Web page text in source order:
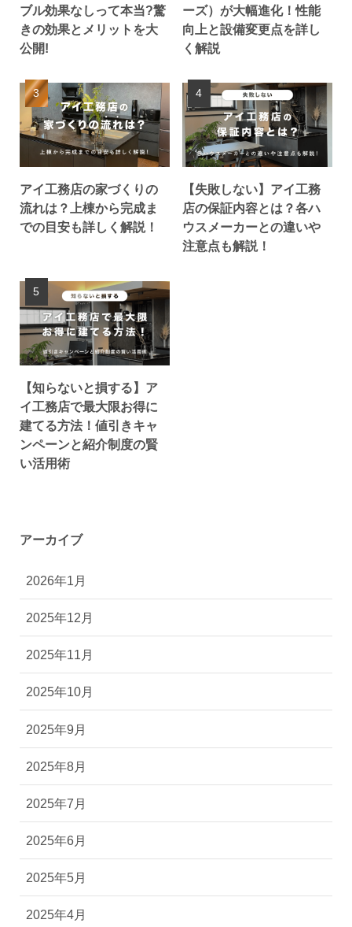
ブル効果なしって本当?驚
きの効果とメリットを大
公開!
ーズ）が大幅進化！性能
向上と設備変更点を詳し
く解説
アイ工務店の家づくりの
流れは？上棟から完成ま
での目安も詳しく解説！
【失敗しない】アイ工務
店の保証内容とは？各ハ
ウスメーカーとの違いや
注意点も解説！
【知らないと損する】ア
イ工務店で最大限お得に
建てる方法！値引きキャ
ンペーンと紹介制度の賢
い活用術
アーカイブ
2026年1月
2025年12月
2025年11月
2025年10月
2025年9月
2025年8月
2025年7月
2025年6月
2025年5月
2025年4月